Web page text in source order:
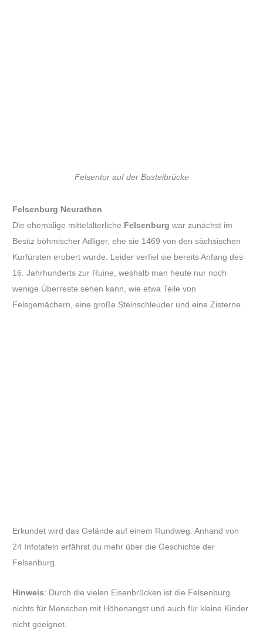
Felsentor auf der Basteibrücke
Felsenburg Neurathen
Die ehemalige mittelalterliche Felsenburgwar zunächst im
Besitz böhmischer Adliger, ehe sie 1469 von den sächsischen
Kurfürsten erobert wurde. Leider verfiel sie bereits Anfang des
16. Jahrhunderts zur Ruine, weshalb man heute nur noch
wenige Überreste sehen kann, wie etwa Teile von
Felsgemächern, eine große Steinschleuder und eine Zisterne.
Erkundet wird das Gelände auf einem Rundweg. Anhand von
24 Infotafeln erfährst du mehr über die Geschichte der
Felsenburg.
Hinweis: Durch die vielen Eisenbrücken ist die Felsenburg
nichts für Menschen mit Höhenangst und auch für kleine Kinder
nicht geeignet.